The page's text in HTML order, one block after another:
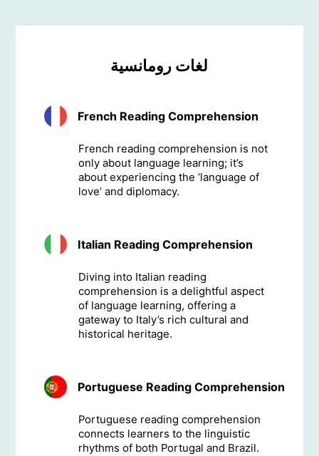
لغات رومانسية
French Reading Comprehension
French reading comprehension is not
only about language learning; it’s
about experiencing the ‘language of
love’ and diplomacy.
Italian Reading Comprehension
Diving into Italian reading
comprehension is a delightful aspect
of language learning, offering a
gateway to Italy’s rich cultural and
historical heritage.
Portuguese Reading Comprehension
Portuguese reading comprehension
connects learners to the linguistic
rhythms of both Portugal and Brazil.